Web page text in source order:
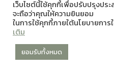
เว็บไซต์นี้ใช้คุกกี้เพื่อปรับปรุงปร
จะถือว่าคุณให้ความยินยอม
ในการใช้คุกกี้ภายใต้นโยบายการ
เติม
ยอมรับทั้งหมด